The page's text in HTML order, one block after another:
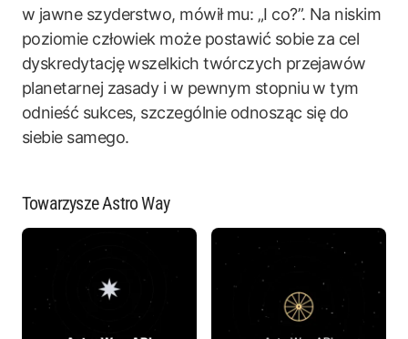
w jawne szyderstwo, mówił mu: „I co?”. Na niskim
poziomie człowiek może postawić sobie za cel
dyskredytację wszelkich twórczych przejawów
planetarnej zasady i w pewnym stopniu w tym
odnieść sukces, szczególnie odnosząc się do
siebie samego.
Towarzysze Astro Way